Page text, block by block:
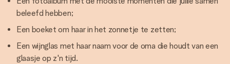
beleefd hebben;
Een boeket om haar in het zonnetje te zetten;
Een wijnglas met haar naam voor de oma die houdt van een
glaasje op z'n tijd.